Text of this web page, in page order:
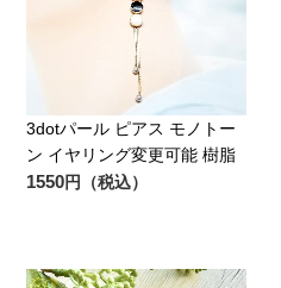
3dotパール ピアス モノトー
ン イヤリング変更可能 樹脂
1550円（税込）